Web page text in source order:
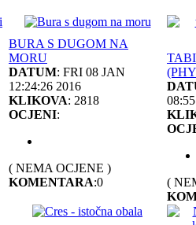
BURA S DUGOM NA
MORU
DATUM: FRI 08 JAN
12:24:26 2016
KLIKOVA: 2818
OCJENI:
( NEMA OCJENE )
KOMENTARA:0
(